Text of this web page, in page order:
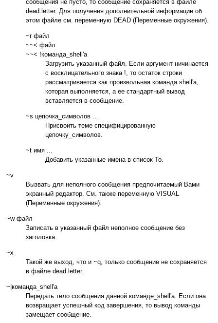
сообщения не пусто, то сообщение сохраняется в файле
dead.letter. Для получения дополнительной информации об
этом файле см. переменную DEAD (Переменные окружения).
~r файл
~~< файл
~~< !команда_shell'а
Загрузить указанный файл. Если аргумент ничинается
с восклицательного знака !, то остаток строки
рассматривается как произвольная команда shell'а,
которая выполняется, а ее стандартный вывод
вставляется в сообщение.
~s цепочка_символов ...
Присвоить теме специфицированную
цепочку_символов.
~t имя ...
Добавить указанные имена в список To.
~v
Вызвать для неполного сообщения предпочитаемый Вами
экранный редактор. См. также переменную VISUAL
(Переменные окружения).
~w файл
Записать в указанный файл неполное сообщение без
заголовка.
~x
Такой же выход, что и ~q, только сообщение не сохраняется
в файле dead.letter.
~|команда_shell'а
Передать тело сообщения данной команде_shell'а. Если она
возвращает успешный код завершения, то вывод команды
замещает сообщение.